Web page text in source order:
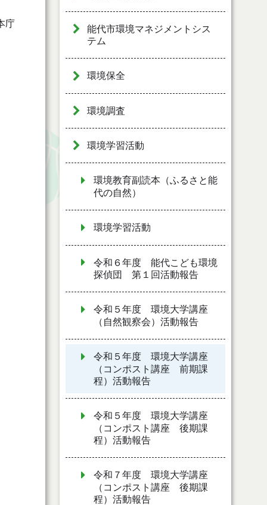
庁
能代市環境マネジメントシス
テム
環境保全
環境調査
環境学習活動
環境教育副読本（ふるさと能
代の自然）
環境学習活動
令和６年度 能代こども環境
探偵団 第１回活動報告
令和５年度 環境大学講座
（自然観察会）活動報告
令和５年度 環境大学講座
（コンポスト講座 前期課
程）活動報告
令和５年度 環境大学講座
（コンポスト講座 後期課
程）活動報告
令和７年度 環境大学講座
（コンポスト講座 後期課
程）活動報告